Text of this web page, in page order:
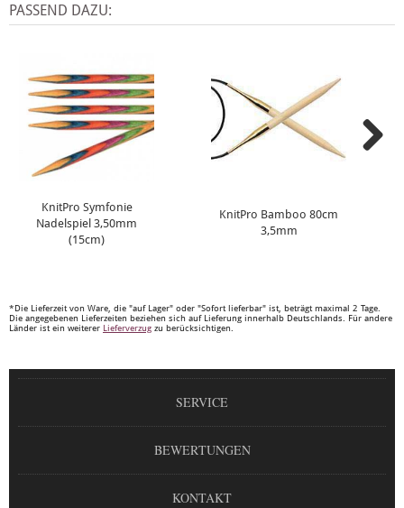
PASSEND DAZU:
KnitPro Symfonie
Nadelspiel 3,50mm
(15cm)
KnitPro Bamboo 80cm
3,5mm
*Die Lieferzeit von Ware, die "auf Lager" oder "Sofort lieferbar" ist, beträgt maximal 2 Tage.
Die angegebenen Lieferzeiten beziehen sich auf Lieferung innerhalb Deutschlands. Für andere
Länder ist ein weiterer Lieferverzug zu berücksichtigen.
SERVICE
BEWERTUNGEN
KONTAKT